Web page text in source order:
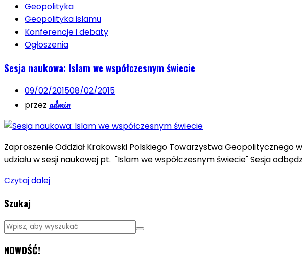
Geopolityka
Geopolityka islamu
Konferencje i debaty
Ogłoszenia
Sesja naukowa: Islam we współczesnym świecie
09/02/201508/02/2015
przez admin
Zaproszenie Oddział Krakowski Polskiego Towarzystwa
udziału w sesji naukowej pt. "Islam we współczesnym świecie" Sesja
Czytaj dalej
Szukaj
NOWOŚĆ!